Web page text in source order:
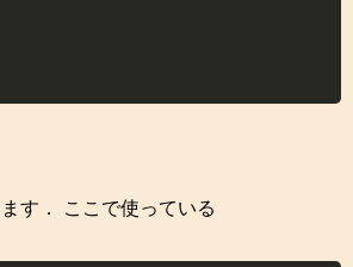
す． ここで使っている